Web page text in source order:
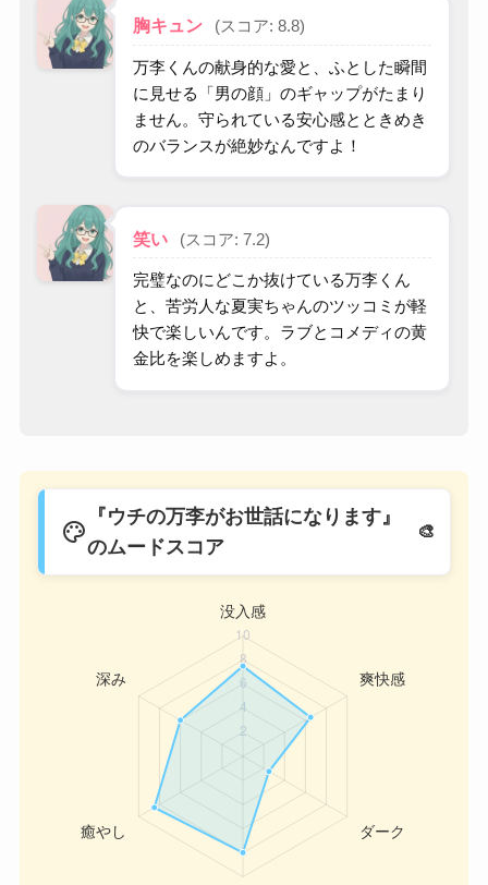
胸キュン (スコア: 8.8)
万李くんの献身的な愛と、ふとした瞬間
に見せる「男の顔」のギャップがたまり
ません。守られている安心感とときめき
のバランスが絶妙なんですよ！
笑い (スコア: 7.2)
完璧なのにどこか抜けている万李くん
と、苦労人な夏実ちゃんのツッコミが軽
快で楽しいんです。ラブとコメディの黄
金比を楽しめますよ。
palette
『ウチの万李がお世話になります』
のムードスコア